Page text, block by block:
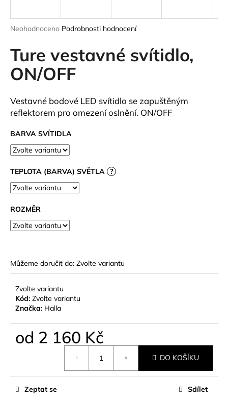
Průměrné
produktu
0,0
z
hvězdiček.
Neohodnoceno Podrobnosti hodnocení
Ture vestavné svítidlo,
ON/OFF
Vestavné bodové LED svítidlo se zapuštěným
reflektorem pro omezení oslnění. ON/OFF
BARVA SVÍTIDLA
TEPLOTA (BARVA) SVĚTLA ?
ROZMĚR
Můžeme doručit do: Zvolte variantu
Zvolte variantu
Kód: Zvolte variantu
Značka: Halla
od 2 160 Kč
DO KOŠÍKU
Zeptat se Sdílet
j
t
?
HLEDAT
o
p
o
r
u
č
e
m
e